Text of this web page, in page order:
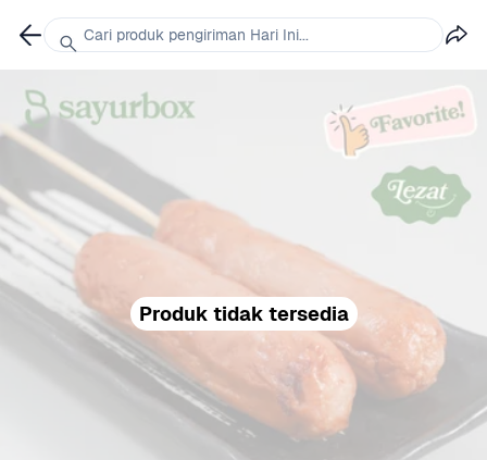
Produk tidak tersedia
Cari produk pengiriman Hari Ini...